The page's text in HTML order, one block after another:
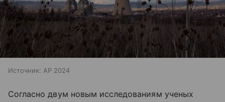
Источник: AP 2024
Согласно двум новым исследованиям ученых